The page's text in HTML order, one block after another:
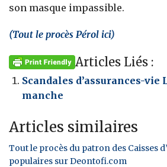
son masque impassible.
(Tout le procès Pérol ici)
Articles Liés :
Scandales d’assurances-vie
manche
Articles similaires
Tout le procès du patron des Caisses
populaires sur Deontofi.com